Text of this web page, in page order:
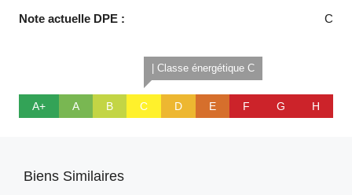
Note actuelle DPE : C
A+ A B
| Classe énergétique C
C D E F G H
Biens Similaires